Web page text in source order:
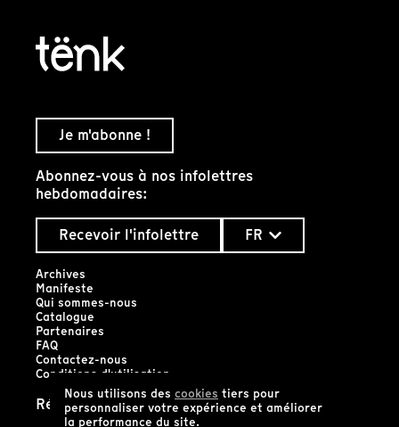
Nous utilisons des cookies tiers pour
personnaliser votre expérience et améliorer
la performance du site.
Je m'abonne !
Abonnez-vous à nos infolettres
hebdomadaires:
Recevoir l'infolettre
FR
Archives
Manifeste
Qui sommes-nous
Catalogue
Partenaires
FAQ
Contactez-nous
Conditions d'utilisation
Réseaux sociaux